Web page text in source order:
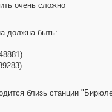
очень сложно
должна быть:
близь станции